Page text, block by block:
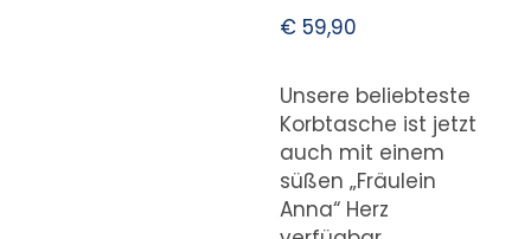
€59,90
Unsere beliebteste
Korbtasche ist jetzt
auch mit einem
süßen „Fräulein
Anna“ Herz